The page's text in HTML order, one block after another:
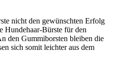
nicht den gewünschten Erfolg
Hundehaar-Bürste für den
den Gummiborsten bleiben die
sich somit leichter aus dem